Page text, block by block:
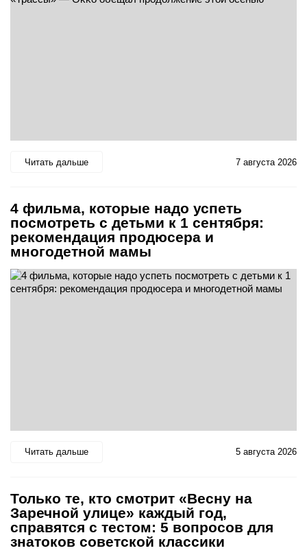
Читать дальше 7 августа 2026
4 фильма, которые надо успеть
посмотреть с детьми к 1 сентября:
рекомендация продюсера и
многодетной мамы
Читать дальше 5 августа 2026
Только те, кто смотрит «Весну на
Заречной улице» каждый год,
справятся с тестом: 5 вопросов для
знатоков советской классики